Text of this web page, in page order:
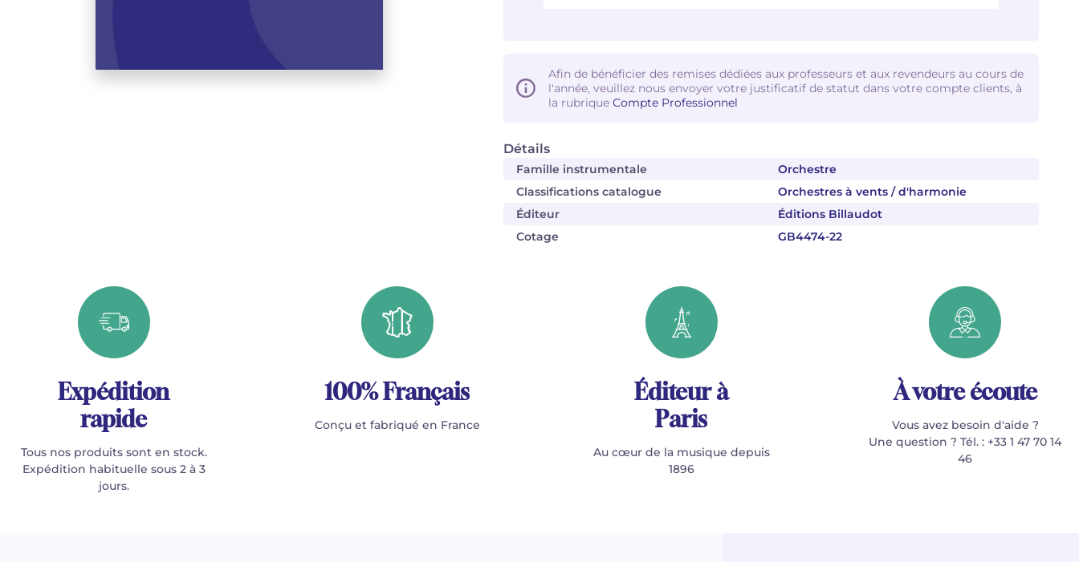
Détails
Famille instrumentale
Orchestre
Classifications catalogue
Orchestres à vents / d'harmonie
Éditeur
Éditions Billaudot
Cotage
GB4474-22
Afin de bénéficier des remises dédiées aux professeurs et aux revendeurs au cours de
l'année, veuillez nous envoyer votre justificatif de statut dans votre compte clients, à
la rubrique Compte Professionnel
Expédition
rapide
Tous nos produits sont en stock.
Expédition habituelle sous 2 à 3
jours.
100% Français
Conçu et fabriqué en France
Éditeur à
Paris
Au cœur de la musique depuis
1896
À votre écoute
Vous avez besoin d'aide ?
Une question ? Tél. : +33 1 47 70 14
46